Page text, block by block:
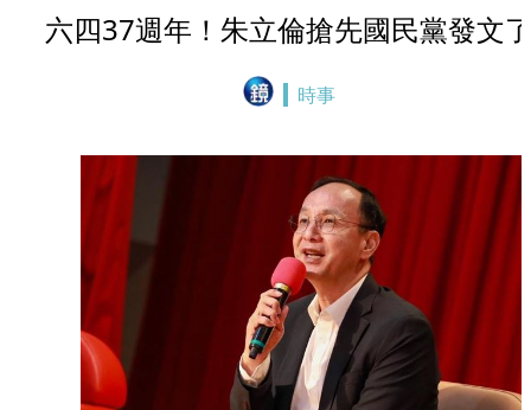
六四37週年！朱立倫搶先國民黨發文
時事